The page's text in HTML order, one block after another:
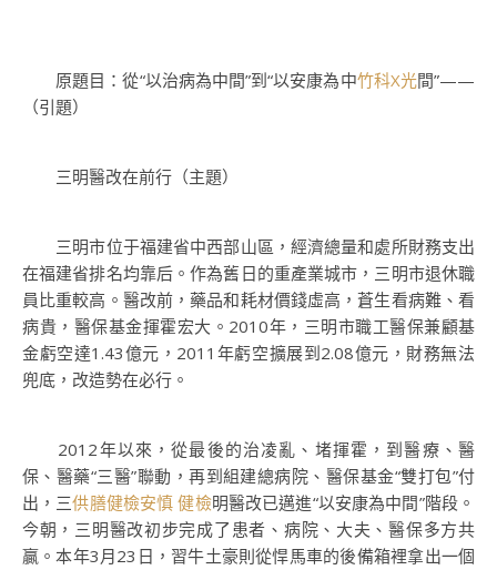
原題目：從“以治病為中間”到“以安康為中竹科X光間”——
（引題）
三明醫改在前行（主題）
三明市位于福建省中西部山區，經濟總量和處所財務支出
在福建省排名均靠后。作為舊日的重產業城市，三明市退休職
員比重較高。醫改前，藥品和耗材價錢虛高，蒼生看病難、看
病貴，醫保基金揮霍宏大。2010年，三明市職工醫保兼顧基
金虧空達1.43億元，2011年虧空擴展到2.08億元，財務無法
兜底，改造勢在必行。
2012年以來，從最後的治凌亂、堵揮霍，到醫療、醫
保、醫藥“三醫”聯動，再到組建總病院、醫保基金“雙打包”付
出，三供膳健檢安慎 健檢明醫改已邁進“以安康為中間”階段。
今朝，三明醫改初步完成了患者、病院、大夫、醫保多方共
贏。本年3月23日，習牛土豪則從悍馬車的後備箱裡拿出一個